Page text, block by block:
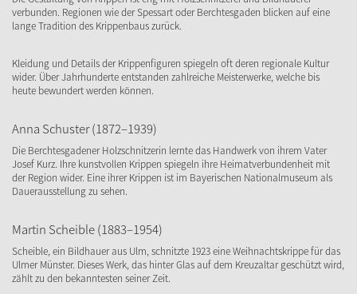
verbunden. Regionen wie der Spessart oder Berchtesgaden blicken auf eine
lange Tradition des Krippenbaus zurück.
Kleidung und Details der Krippenfiguren spiegeln oft deren regionale Kultur
wider. Über Jahrhunderte entstanden zahlreiche Meisterwerke, welche bis
heute bewundert werden können.
Anna Schuster (1872–1939)
Die Berchtesgadener Holzschnitzerin lernte das Handwerk von ihrem Vater
Josef Kurz. Ihre kunstvollen Krippen spiegeln ihre Heimatverbundenheit mit
der Region wider. Eine ihrer Krippen ist im Bayerischen Nationalmuseum als
Dauerausstellung zu sehen.
Martin Scheible (1883–1954)
Scheible, ein Bildhauer aus Ulm, schnitzte 1923 eine Weihnachtskrippe für das
Ulmer Münster. Dieses Werk, das hinter Glas auf dem Kreuzaltar geschützt wird,
zählt zu den bekanntesten seiner Zeit.